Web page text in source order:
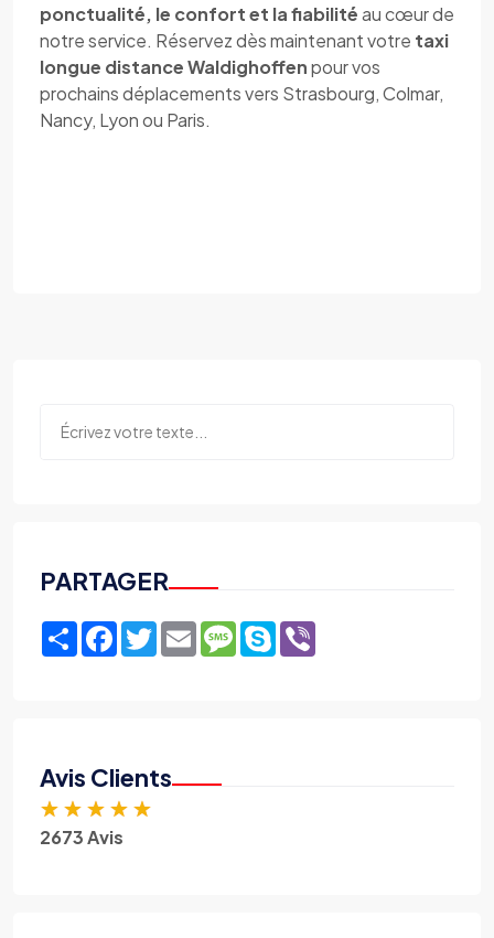
ponctualité, le confort et la fiabilitéau cœur de
notre service. Réservez dès maintenant votre taxi
longue distance Waldighoffenpour vos
prochains déplacements vers Strasbourg, Colmar,
Nancy, Lyon ou Paris.
PARTAGER
ShareFacebook
TwitterEmailMessage
Skype
Avis Clients
★ ★ ★ ★ ★
2673 Avis